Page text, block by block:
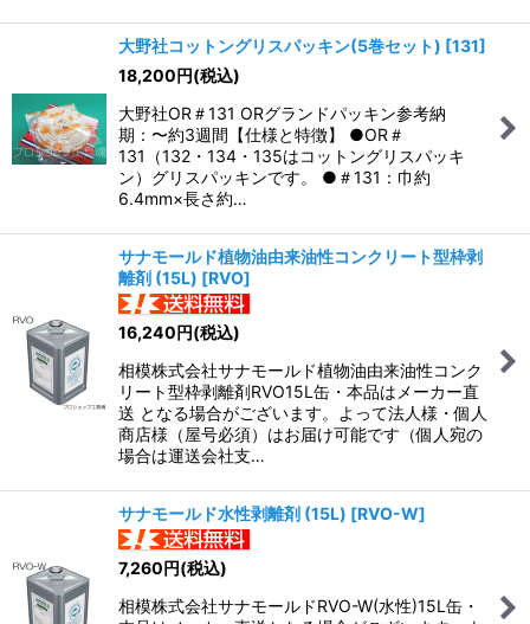
大野社コットングリスパッキン(5巻セット) [131]
18,200円(税込)
大野社OR＃131 ORグランドパッキン参考納
期：〜約3週間【仕様と特徴】 ●OR＃
131（132・134・135はコットングリスパッキ
ン）グリスパッキンです。 ●＃131：巾約
6.4mm×長さ約…
サナモールド植物油由来油性コンクリート型枠剥
離剤 (15L) [RVO]
16,240円(税込)
相模株式会社サナモールド植物油由来油性コンク
リート型枠剥離剤RVO15L缶・本品はメーカー直
送 となる場合がございます。よって法人様・個人
商店様（屋号必須）はお届け可能です（個人宛の
場合は運送会社支…
サナモールド水性剥離剤 (15L) [RVO-W]
7,260円(税込)
相模株式会社サナモールドRVO-W(水性)15L缶・